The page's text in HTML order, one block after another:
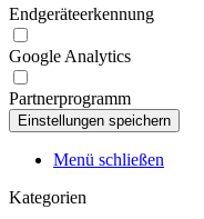
Endgeräteerkennung
Google Analytics
Partnerprogramm
Menü schließen
Kategorien